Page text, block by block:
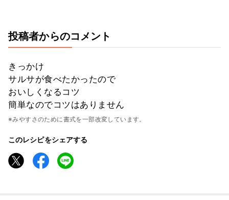
投稿者からのコメント
きっかけ
サルサが食べたかったので
おいしくなるコツ
簡単なのでコツはありません
※みやすさのために書式を一部改変しています。
このレシピをシェアする